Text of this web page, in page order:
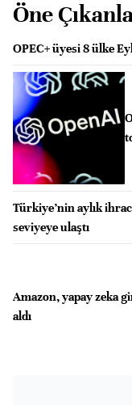
Öne
OPEC+ üyesi 8 ülke
Türkiye’nin aylık
seviyeye ulaştı
Amazon, yapay zeka
aldı